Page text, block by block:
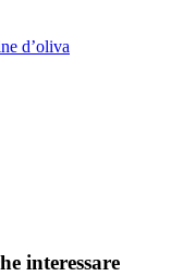
d’oliva
interessare